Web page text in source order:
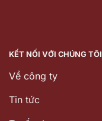
KẾT NỐI VỚI CHÚNG TÔI
Về công ty
Tin tức